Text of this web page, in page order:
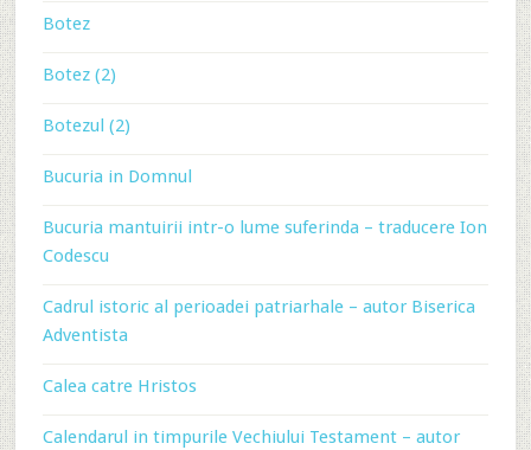
Botez
Botez (2)
Botezul (2)
Bucuria in Domnul
Bucuria mantuirii intr-o lume suferinda – traducere Ion
Codescu
Cadrul istoric al perioadei patriarhale – autor Biserica
Adventista
Calea catre Hristos
Calendarul in timpurile Vechiului Testament – autor